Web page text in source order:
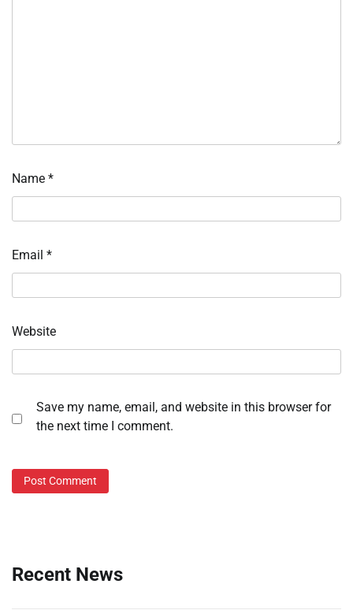
Name *
Email *
Website
Save my name, email, and website in this browser for
the next time I comment.
Recent News